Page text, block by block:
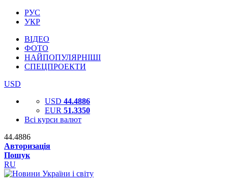
РУС
УКР
ВІДЕО
ФОТО
НАЙПОПУЛЯРНІШІ
СПЕЦПРОЕКТИ
USD
USD 44.4886
EUR 51.3350
Всі курси валют
44.4886
Авторизація
Пошук
RU